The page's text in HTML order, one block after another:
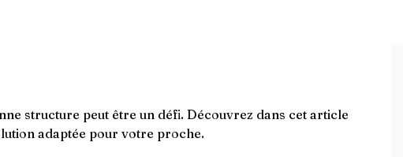
structure peut être un défi. Découvrez dans cet article
adaptée pour votre proche.